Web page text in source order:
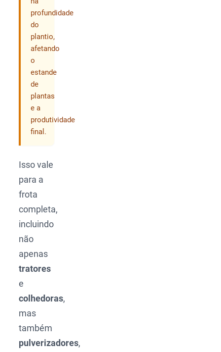
profundidade
do
plantio,
afetando
o
estande
de
plantas
e a
produtividade
final.
Isso vale
para a
frota
completa,
incluindo
não
apenas
tratores
e
colhedoras,
mas
também
pulverizadores,